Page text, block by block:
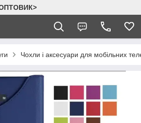
Чохли і аксесуари для мобільних